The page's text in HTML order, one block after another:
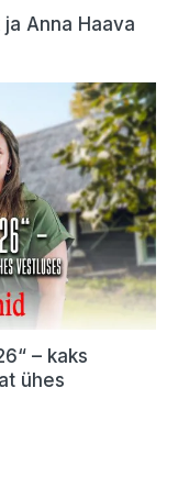
Anna Haava
– kaks
ühes